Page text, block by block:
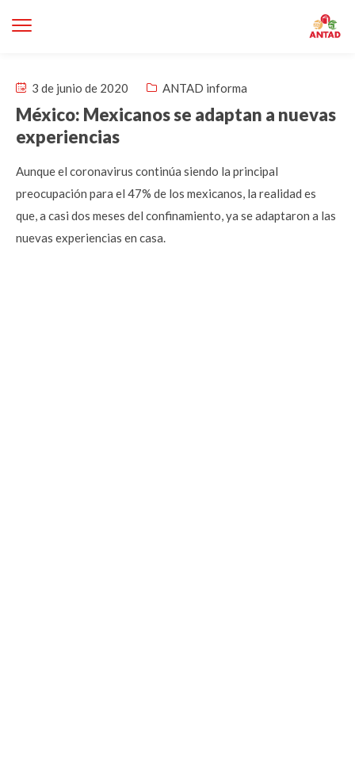
3 de junio de 2020 ANTAD informa
México: Mexicanos se adaptan a nuevas
experiencias
Aunque el coronavirus continúa siendo la principal
preocupación para el 47% de los mexicanos, la realidad es
que, a casi dos meses del confinamiento, ya se adaptaron a las
nuevas experiencias en casa.